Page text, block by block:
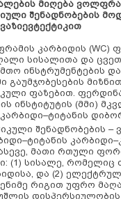
მიღება
შენადნობების
კარბიდის (WC)
სისალითა და
ინსტრუმენტების
გაუმჯობესების
ფაზებით.
ინსტიტუტის (მმი)
შენადნობების –
მათი რთული
(1) სისალე, რომელიც
და (2)
რიგით უფრო
დისპერსიულობის